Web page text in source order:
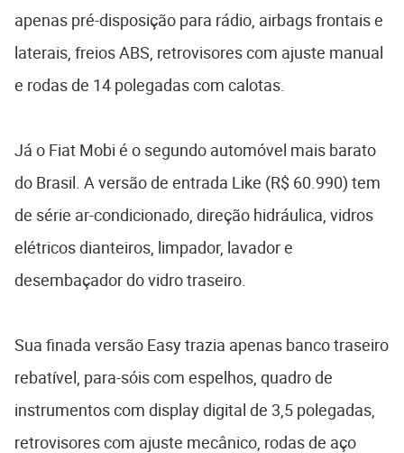
apenas pré-disposição para rádio, airbags frontais e
laterais, freios ABS, retrovisores com ajuste manual
e rodas de 14 polegadas com calotas.
Já o Fiat Mobi é o segundo automóvel mais barato
do Brasil. A versão de entrada Like (R$ 60.990) tem
de série ar-condicionado, direção hidráulica, vidros
elétricos dianteiros, limpador, lavador e
desembaçador do vidro traseiro.
Sua finada versão Easy trazia apenas banco traseiro
rebatível, para-sóis com espelhos, quadro de
instrumentos com display digital de 3,5 polegadas,
retrovisores com ajuste mecânico, rodas de aço